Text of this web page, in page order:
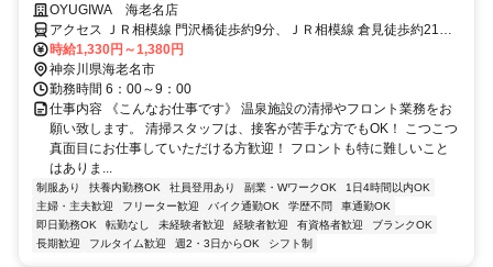
無料で入浴できます★
OYUGIWA 海老名店
アクセス ＪＲ相模線 門沢橋徒歩約9分、ＪＲ相模線 倉見徒歩約21
分、ＪＲ相模線 社家徒歩約23分
時給1,330円～1,380円
神奈川県海老名市
勤務時間 6：00～9：00
仕事内容 《こんなお仕事です》 温泉施設の清掃やフロント業務をお
願い致します。 清掃スタッフは、接客が苦手な方でもOK！ こつこつ
真面目にお仕事していただける方歓迎！ フロントも特に難しいこと
はありま...
制服あり 扶養内勤務OK 社員登用あり 副業・WワークOK
1日4時間以内OK
主婦・主夫歓迎
フリーター歓迎 バイク通勤OK 学歴不問
車通勤OK
即日勤務OK
転勤なし 未経験者歓迎 経験者歓迎 有資格者歓迎
ブランクOK
長期歓迎
フルタイム歓迎 週2・3日からOK シフト制